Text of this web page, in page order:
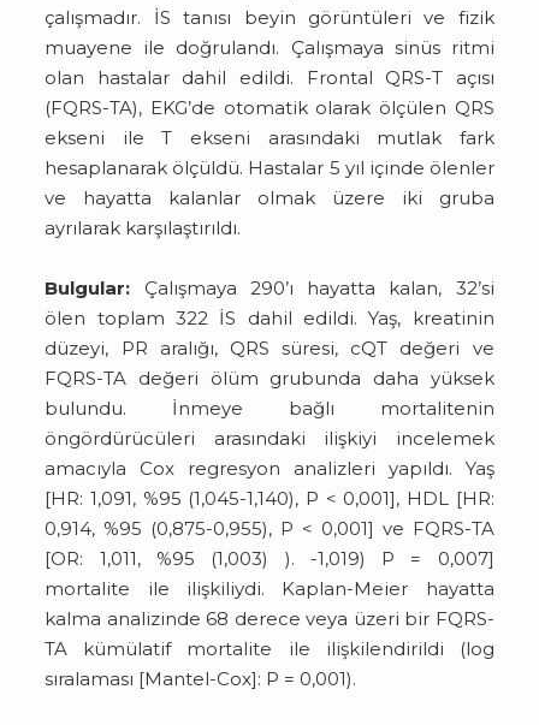
çalışmadır. İS tanısı beyin görüntüleri ve fizik
muayene ile doğrulandı. Çalışmaya sinüs ritmi
olan hastalar dahil edildi. Frontal QRS-T açısı
(FQRS-TA), EKG’de otomatik olarak ölçülen QRS
ekseni ile T ekseni arasındaki mutlak fark
hesaplanarak ölçüldü. Hastalar 5 yıl içinde ölenler
ve hayatta kalanlar olmak üzere iki gruba
ayrılarak karşılaştırıldı.
Bulgular: Çalışmaya 290’ı hayatta kalan, 32’si
ölen toplam 322 İS dahil edildi. Yaş, kreatinin
düzeyi, PR aralığı, QRS süresi, cQT değeri ve
FQRS-TA değeri ölüm grubunda daha yüksek
bulundu. İnmeye bağlı mortalitenin
öngördürücüleri arasındaki ilişkiyi incelemek
amacıyla Cox regresyon analizleri yapıldı. Yaş
[HR: 1,091, %95 (1,045-1,140), P < 0,001], HDL [HR:
0,914, %95 (0,875-0,955), P < 0,001] ve FQRS-TA
[OR: 1,011, %95 (1,003) ). -1,019) P = 0,007]
mortalite ile ilişkiliydi. Kaplan-Meier hayatta
kalma analizinde 68 derece veya üzeri bir FQRS-
TA kümülatif mortalite ile ilişkilendirildi (log
sıralaması [Mantel-Cox]: P = 0,001).